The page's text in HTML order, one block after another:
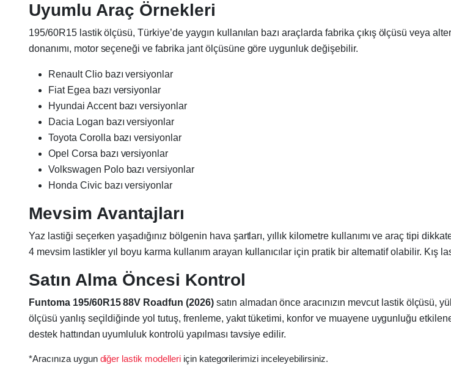
Uyumlu Araç Örnekleri
195/60R15 lastik ölçüsü, Türkiye’de yaygın kullanılan bazı araçlarda fabrika çıkış ölçüsü veya
donanımı, motor seçeneği ve fabrika jant ölçüsüne göre uygunluk değişebilir.
Renault Clio bazı versiyonlar
Fiat Egea bazı versiyonlar
Hyundai Accent bazı versiyonlar
Dacia Logan bazı versiyonlar
Toyota Corolla bazı versiyonlar
Opel Corsa bazı versiyonlar
Volkswagen Polo bazı versiyonlar
Honda Civic bazı versiyonlar
Mevsim Avantajları
Yaz lastiği seçerken yaşadığınız bölgenin hava şartları, yıllık kilometre kullanımı ve araç tipi
4 mevsim lastikler yıl boyu karma kullanım arayan kullanıcılar için pratik bir alternatif olabilir. Kış
Satın Alma Öncesi Kontrol
Funtoma 195/60R15 88V Roadfun (2026)satın almadan önce aracınızın mevcut lastik ölçüsü,
ölçüsü yanlış seçildiğinde yol tutuş, frenleme, yakıt tüketimi, konfor ve muayene uygunluğu
destek hattından uyumluluk kontrolü yapılması tavsiye edilir.
*Aracınıza uygun diğer lastik modelleriiçin kategorilerimizi inceleyebilirsiniz.